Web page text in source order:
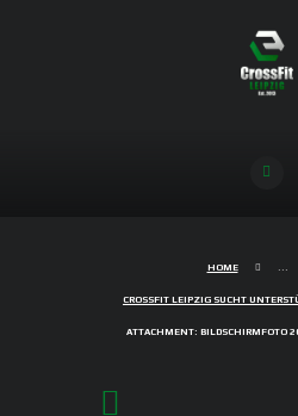
HOME ...
CROSSFIT LEIPZIG SUCHT
ATTACHMENT: BILDSCHIRMFOTO